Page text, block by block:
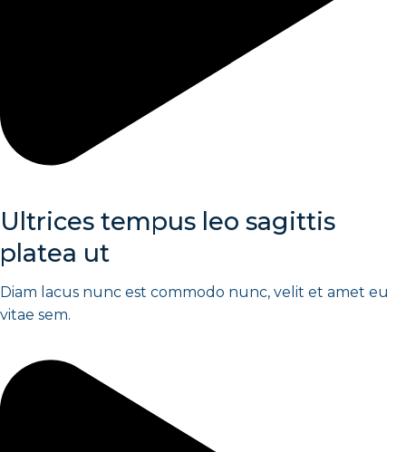
Ultrices tempus leo sagittis
platea ut
Diam lacus nunc est commodo nunc, velit et amet eu
vitae sem.